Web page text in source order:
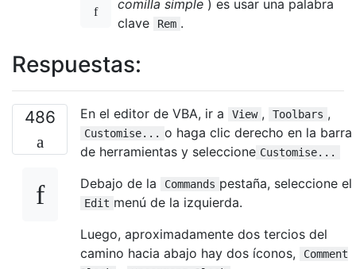
comilla simple ) es usar una palabra
clave
Rem .
Respuestas:
486 En el editor de VBA, ir a View , Toolbars ,
Customise... o haga clic derecho en la barra
de herramientas y seleccione Customise...
Debajo de la Commands pestaña, seleccione el
Edit menú de la izquierda.
Luego, aproximadamente dos tercios del
camino hacia abajo hay dos íconos,
Comment